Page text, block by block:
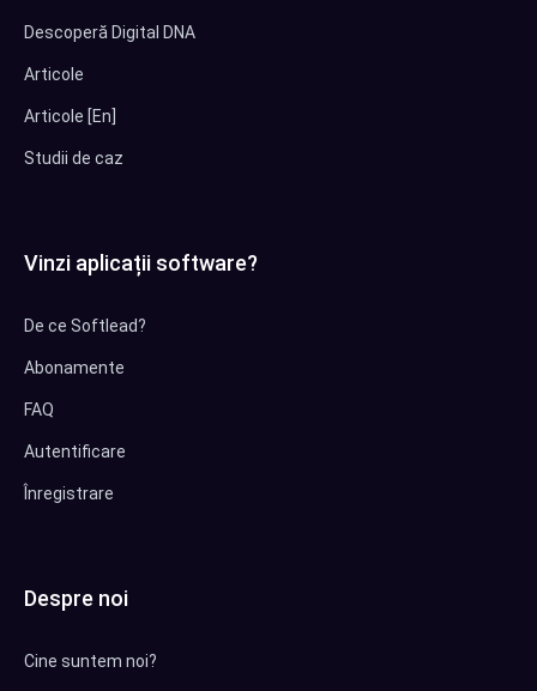
Descoperă Digital DNA
Articole
Articole [En]
Studii de caz
Vinzi aplicații software?
De ce Softlead?
Abonamente
FAQ
Autentificare
Înregistrare
Despre noi
Cine suntem noi?